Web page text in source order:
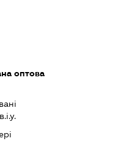
оптова